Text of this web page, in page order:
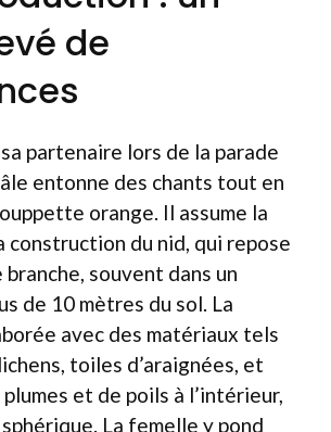
de
partenaire lors de la parade
entonne des chants tout en
orange. Il assume la
construction du nid, qui repose
branche, souvent dans un
de 10 mètres du sol. La
avec des matériaux tels
toiles d’araignées, et
et de poils à l’intérieur,
La femelle y pond